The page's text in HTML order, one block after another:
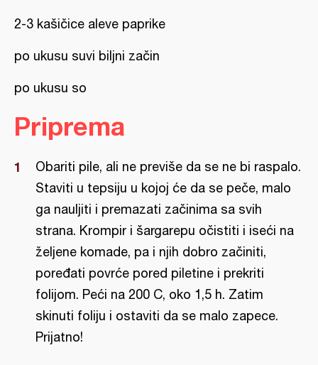
2-3 kašičice aleve paprike
po ukusu suvi biljni začin
po ukusu so
Priprema
Obariti pile, ali ne previše da se ne bi raspalo.
Staviti u tepsiju u kojoj će da se peče, malo
ga nauljiti i premazati začinima sa svih
strana. Krompir i šargarepu očistiti i iseći na
željene komade, pa i njih dobro začiniti,
poređati povrće pored piletine i prekriti
folijom. Peći na 200 C, oko 1,5 h. Zatim
skinuti foliju i ostaviti da se malo zapece.
Prijatno!